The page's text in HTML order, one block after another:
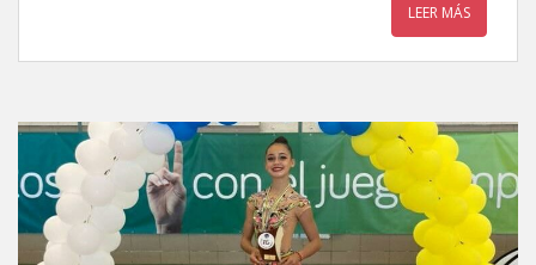
LEER MÁS